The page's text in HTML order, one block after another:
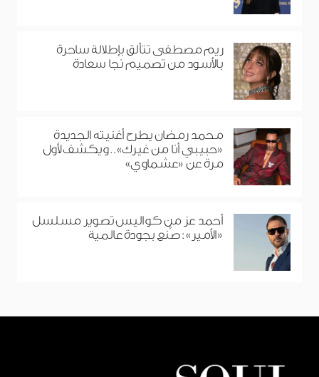
ريم مصطفى تتألق بإطلالة ساحرة
بالأسود من تصميم نجا سعادة
محمد رمضان يطرح أغنيته الجديدة
«حبيبي أنا من غيرك».. ويكشف لأول
مرة عن «عشماوي»
أحمد عز من كواليس تصوير مسلسل
«الأمير»: صُنع بجودة عالمية